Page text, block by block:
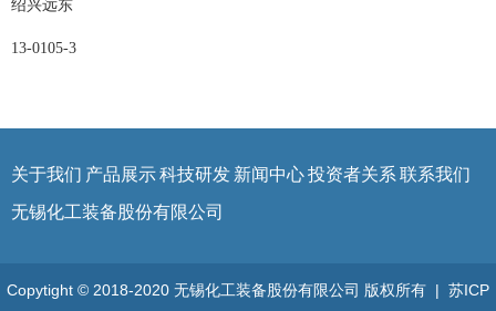
绍兴远东
13-0105-3
关于我们 产品展示科技研发 新闻中心投资者关系 联系我们
无锡化工装备股份有限公司
Copytight © 2018-2020 无锡化工装备股份有限公司 版权所有 | 苏ICP